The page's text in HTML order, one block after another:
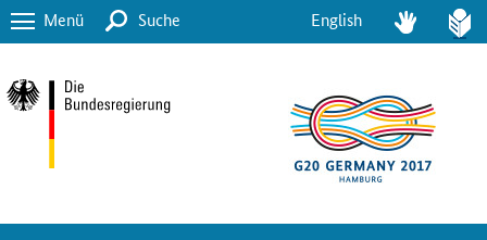
Menü Suche English